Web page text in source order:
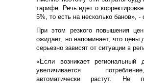
тарифе. Речь идет о
5%, то есть на несколько банов», -
При этом резкого повышения
ожидает, но напоминает, что
серьезно зависят от ситуации в
«Если возникает региональный
увеличивается
автоматически растут. Не